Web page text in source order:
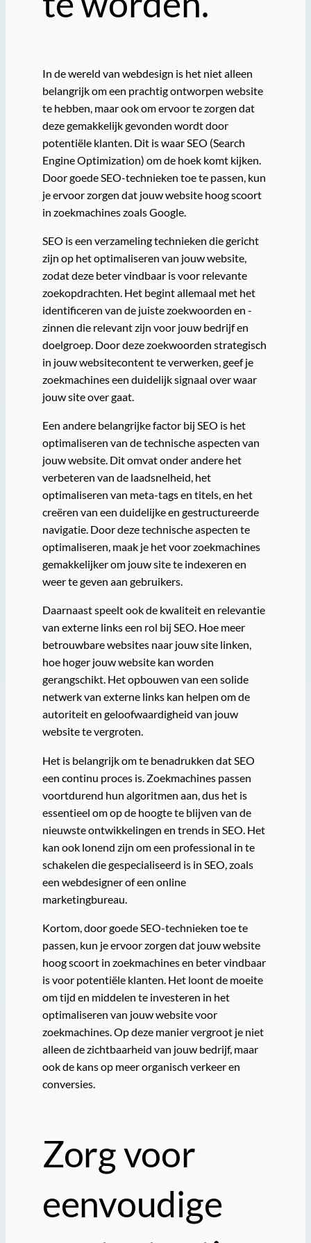
In de wereld van webdesign is het niet alleen
belangrijk om een prachtig ontworpen website
te hebben, maar ook om ervoor te zorgen dat
deze gemakkelijk gevonden wordt door
potentiële klanten. Dit is waar SEO (Search
Engine Optimization) om de hoek komt kijken.
Door goede SEO-technieken toe te passen, kun
je ervoor zorgen dat jouw website hoog scoort
in zoekmachines zoals Google.
SEO is een verzameling technieken die gericht
zijn op het optimaliseren van jouw website,
zodat deze beter vindbaar is voor relevante
zoekopdrachten. Het begint allemaal met het
identificeren van de juiste zoekwoorden en -
zinnen die relevant zijn voor jouw bedrijf en
doelgroep. Door deze zoekwoorden strategisch
in jouw websitecontent te verwerken, geef je
zoekmachines een duidelijk signaal over waar
jouw site over gaat.
Een andere belangrijke factor bij SEO is het
optimaliseren van de technische aspecten van
jouw website. Dit omvat onder andere het
verbeteren van de laadsnelheid, het
optimaliseren van meta-tags en titels, en het
creëren van een duidelijke en gestructureerde
navigatie. Door deze technische aspecten te
optimaliseren, maak je het voor zoekmachines
gemakkelijker om jouw site te indexeren en
weer te geven aan gebruikers.
Daarnaast speelt ook de kwaliteit en relevantie
van externe links een rol bij SEO. Hoe meer
betrouwbare websites naar jouw site linken,
hoe hoger jouw website kan worden
gerangschikt. Het opbouwen van een solide
netwerk van externe links kan helpen om de
autoriteit en geloofwaardigheid van jouw
website te vergroten.
Het is belangrijk om te benadrukken dat SEO
een continu proces is. Zoekmachines passen
voortdurend hun algoritmen aan, dus het is
essentieel om op de hoogte te blijven van de
nieuwste ontwikkelingen en trends in SEO. Het
kan ook lonend zijn om een professional in te
schakelen die gespecialiseerd is in SEO, zoals
een webdesigner of een online
marketingbureau.
Kortom, door goede SEO-technieken toe te
passen, kun je ervoor zorgen dat jouw website
hoog scoort in zoekmachines en beter vindbaar
is voor potentiële klanten. Het loont de moeite
om tijd en middelen te investeren in het
optimaliseren van jouw website voor
zoekmachines. Op deze manier vergroot je niet
alleen de zichtbaarheid van jouw bedrijf, maar
ook de kans op meer organisch verkeer en
conversies.
Zorg voor
eenvoudige